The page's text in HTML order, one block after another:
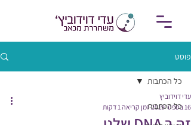
פוסט
כל הכתבות
כל הכתבות
עדי דוידוביץ
16 בספט׳ 2019
זמן קריאה 1 דקות